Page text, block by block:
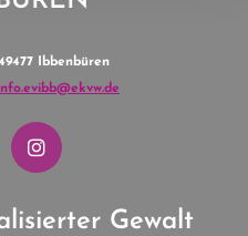
Ibbenbüren
Gewalt